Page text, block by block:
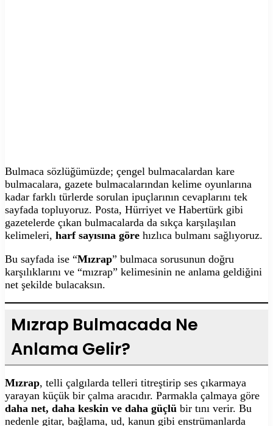
Bulmaca sözlüğümüzde; çengel bulmacalardan kare
bulmacalara, gazete bulmacalarından kelime oyunlarına
kadar farklı türlerde sorulan ipuçlarının cevaplarını tek
sayfada topluyoruz. Posta, Hürriyet ve Habertürk gibi
gazetelerde çıkan bulmacalarda da sıkça karşılaşılan
kelimeleri, harf sayısına göre hızlıca bulmanı sağlıyoruz.
Bu sayfada ise “Mızrap” bulmaca sorusunun doğru
karşılıklarını ve “mızrap” kelimesinin ne anlama geldiğini
net şekilde bulacaksın.
Mızrap Bulmacada Ne
Anlama Gelir?
Mızrap, telli çalgılarda telleri titreştirip ses çıkarmaya
yarayan küçük bir çalma aracıdır. Parmakla çalmaya göre
daha net, daha keskin ve daha güçlü bir tını verir. Bu
nedenle gitar, bağlama, ud, kanun gibi enstrümanlarda